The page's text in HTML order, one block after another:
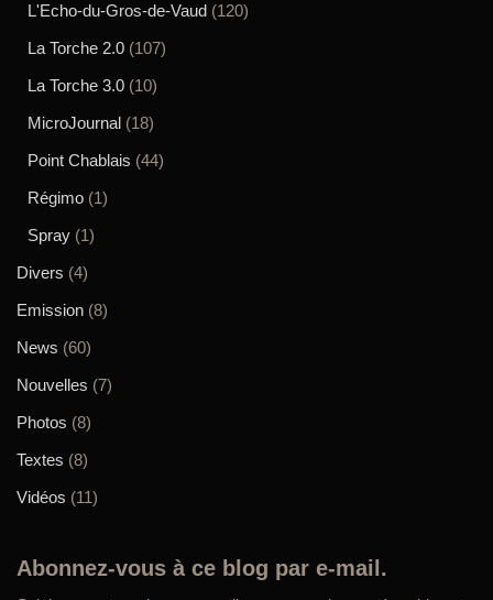
L'Echo-du-Gros-de-Vaud (120)
La Torche 2.0 (107)
La Torche 3.0 (10)
MicroJournal (18)
Point Chablais (44)
Régimo (1)
Spray (1)
Divers (4)
Emission (8)
News (60)
Nouvelles (7)
Photos (8)
Textes (8)
Vidéos (11)
Abonnez-vous à ce blog par e-mail.